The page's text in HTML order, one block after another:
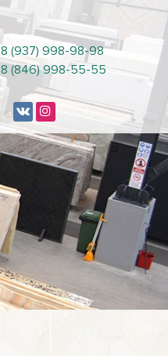
8 (937) 998-98-98
8 (846) 998-55-55